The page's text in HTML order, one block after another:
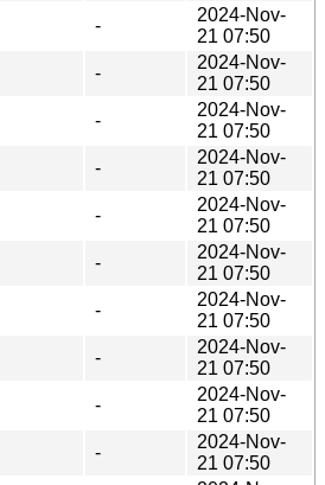
-
2024-Nov-
21 07:50
-
2024-Nov-
21 07:50
-
2024-Nov-
21 07:50
-
2024-Nov-
21 07:50
-
2024-Nov-
21 07:50
-
2024-Nov-
21 07:50
-
2024-Nov-
21 07:50
-
2024-Nov-
21 07:50
-
2024-Nov-
21 07:50
-
2024-Nov-
21 07:50